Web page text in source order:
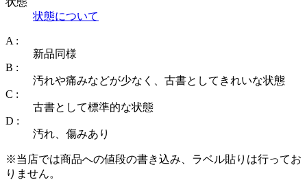
状態について
A :
新品同様
B :
汚れや痛みなどが少なく、古書としてきれいな状態
C :
古書として標準的な状態
D :
汚れ、傷みあり
※当店では商品への値段の書き込み、ラベル貼りは行ってお
りません。